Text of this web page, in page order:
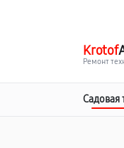
Krotof
Ремонт
Садовая